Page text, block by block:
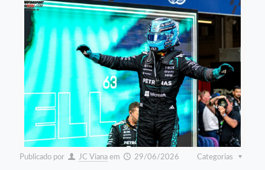
Publicado por JC Viana em 29/06/2026 Categorias